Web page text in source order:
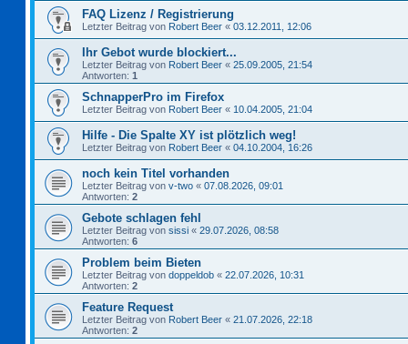
FAQ Lizenz / Registrierung
Letzter Beitrag von Robert Beer « 03.12.2011, 12:06
Ihr Gebot wurde blockiert...
Letzter Beitrag von Robert Beer « 25.09.2005, 21:54
Antworten: 1
SchnapperPro im Firefox
Letzter Beitrag von Robert Beer « 10.04.2005, 21:04
Hilfe - Die Spalte XY ist plötzlich weg!
Letzter Beitrag von Robert Beer « 04.10.2004, 16:26
noch kein Titel vorhanden
Letzter Beitrag von v-two « 07.08.2026, 09:01
Antworten: 2
Gebote schlagen fehl
Letzter Beitrag von sissi « 29.07.2026, 08:58
Antworten: 6
Problem beim Bieten
Letzter Beitrag von doppeldob « 22.07.2026, 10:31
Antworten: 2
Feature Request
Letzter Beitrag von Robert Beer « 21.07.2026, 22:18
Antworten: 2